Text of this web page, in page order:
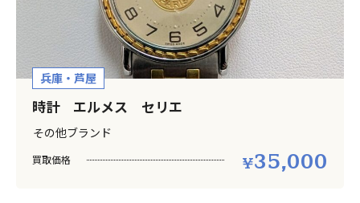
兵庫・芦屋
時計 エルメス セリエ
その他ブランド
買取価格 35,000